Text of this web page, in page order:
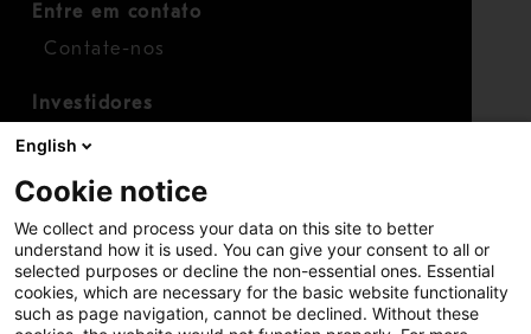
Entre em contato
Contate-nos
Investidores
Calendário para investidores
Finanças
English
Cookie notice
We collect and process your data on this site to better
understand how it is used. You can give your consent to all or
selected purposes or decline the non-essential ones. Essential
cookies, which are necessary for the basic website functionality
such as page navigation, cannot be declined. Without these